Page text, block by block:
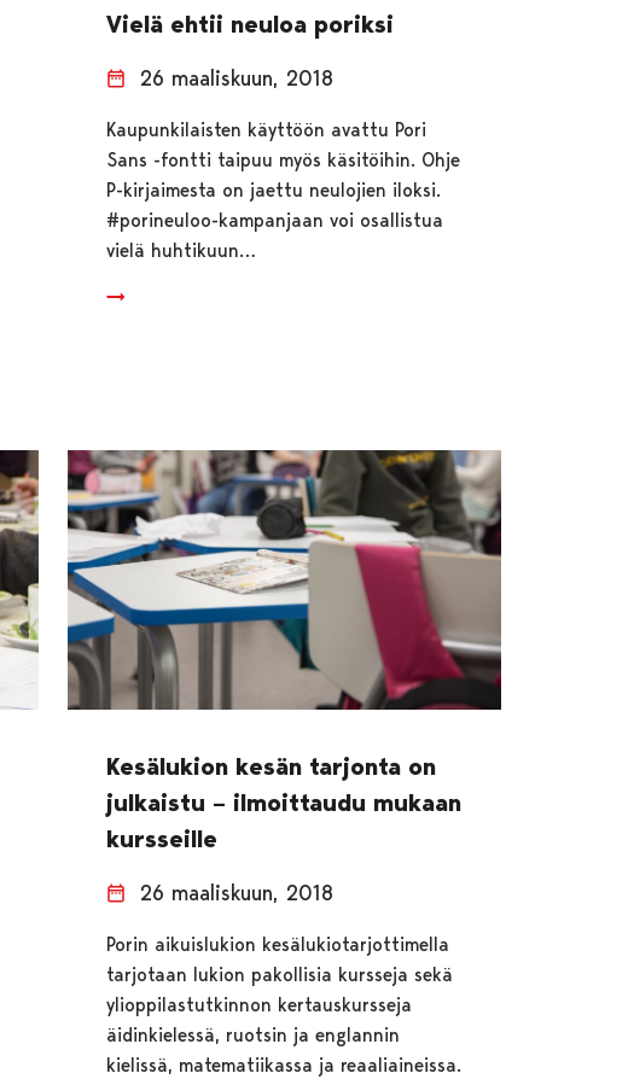
Vielä ehtii neuloa poriksi
26 maaliskuun, 2018
Kaupunkilaisten käyttöön avattu Pori
Sans -fontti taipuu myös käsitöihin. Ohje
P-kirjaimesta on jaettu neulojien iloksi.
#porineuloo-kampanjaan voi osallistua
vielä huhtikuun…
Kesälukion kesän tarjonta on
julkaistu – ilmoittaudu mukaan
kursseille
26 maaliskuun, 2018
Porin aikuislukion kesälukiotarjottimella
tarjotaan lukion pakollisia kursseja sekä
ylioppilastutkinnon kertauskursseja
äidinkielessä, ruotsin ja englannin
kielissä, matematiikassa ja reaaliaineissa.